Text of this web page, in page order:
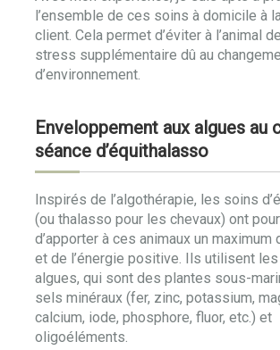
l’ensemble de ces soins à domicile à
client. Cela permet d’éviter à l’animal
stress supplémentaire dû au
d’environnement.
Enveloppement aux algues au
séance d’équithalasso
Inspirés de l’algothérapie, les soins
(ou thalasso pour les chevaux) ont
d’apporter à ces animaux un maximum
et de l’énergie positive. Ils utilisent
algues, qui sont des plantes sous-
sels minéraux (fer, zinc, potassium,
calcium, iode, phosphore, fluor, etc.) et
oligoéléments.